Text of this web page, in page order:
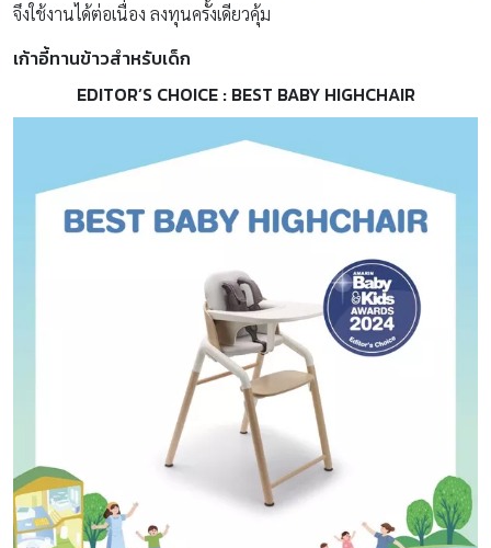
จึงใช้งานได้ต่อเนื่อง ลงทุนครั้งเดียวคุ้ม
เก้าอี้ทานข้าวสำหรับเด็ก
EDITOR’S CHOICE : BEST BABY HIGHCHAIR